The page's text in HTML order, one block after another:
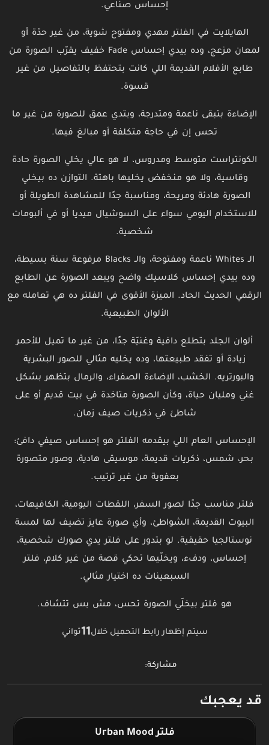
إحساس صناعي.
الهايلايت في الفلتر مهدي ومفتوح شوية، من غير حدّة أو
لمعان مزعج، وده بيدي إحساس Fade خفيف يقرّب الصورة من
طابع الأفلام القديمة اللي كانت بتحتفظ بالتفاصيل من غير
قسوة.
الإضاءة بتبقى ناعمة ومتدرجة، وبتدي عمق للصورة من غير ما
تحس إن في حاجة متكلفة أو مبالغ فيها.
الكونتراست متوسط ومدروس، لا هو عالي يخلي الصورة حادة
وقاسية، ولا هو منخفض يخليها باهتة. التوازن ده بيخلي
الصورة هادئة ومريحة، ومناسبة جدًا للمشاهدة الطويلة أو
للاستخدام اليومي سواء على السوشيال ميديا أو في ألبومات
شخصية.
الـ Whites ناعمة ومفتوحة، والـ Blacks مرفوعة سنة بسيطة،
وده بيدي إحساس كلاسيك واضح ويبعد الصورة عن الطابع
الرقمي الحديث الحاد. الميزة الأقوى في الفلتر ده هي تعامله مع
الألوان الطبيعية.
ألوان الجلد بتطلع دافية وغنيّة جدًا، من غير ما تميل للأحمر
زيادة أو تفقد طبيعتها، وده يخليه مثالي للصور البشرية
والبورتريه. الخشب، الإضاءة الصفراء، والرمال بتظهر بشكل
غني ومليان حياة، وكأن الصورة متاخدة في بيت قديم أو على
شاطئ في ذكريات صيف زمان.
الإحساس العام اللي بيقدمه الفلتر هو إحساس صيفي دافئ:
بحر، شمس، ذكريات قديمة، موسيقى هادية، وصور متصورة
بعفوية من غير ترتيب.
فلتر مناسب جدًا لصور السفر، اللقطات اليومية، الكافيهات،
البيوت القديمة، الشواطئ، وأي صورة عايز تضيف لها لمسة
نوستالجيا حقيقية. لو بتدور على فلتر يدي صورك شخصية،
إحساس، ودفء، ويخلّيها تحكي قصة من غير كلام، فلتر
السبعينات ده اختيار مثالي.
هو فلتر بيخلّي الصورة تحس، مش بس تتشاف.
سيتم إظهار رابط التحميل خلال11ثواني
مشاركة:
قد يعجبك
فلتر Urban Mood